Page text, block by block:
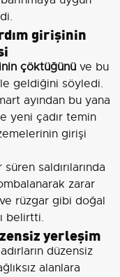
girişinin
çöktüğünü ve bu
geldiğini söyledi.
ayından bu yana
yeni çadır temin
girişi
saldırılarında
zarar
ve rüzgar gibi doğal
belirtti.
yerleşim
düzensiz
alanlara